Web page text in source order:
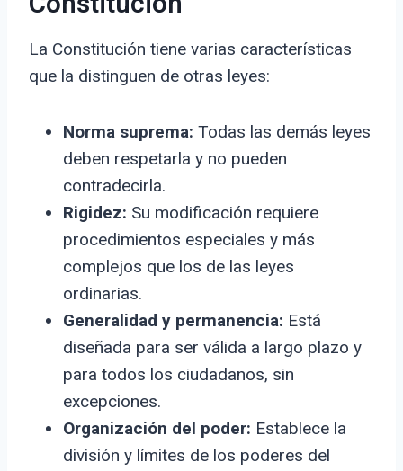
La Constitución tiene varias características
que la distinguen de otras leyes:
Norma suprema: Todas las demás leyes
deben respetarla y no pueden
contradecirla.
Rigidez: Su modificación requiere
procedimientos especiales y más
complejos que los de las leyes
ordinarias.
Generalidad y permanencia: Está
diseñada para ser válida a largo plazo y
para todos los ciudadanos, sin
excepciones.
Organización del poder: Establece la
división y límites de los poderes del